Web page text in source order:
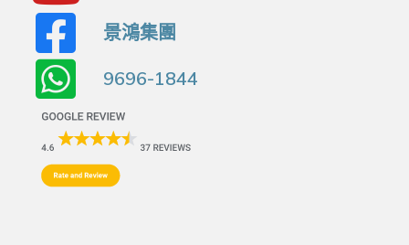
景鴻集團
9696-1844